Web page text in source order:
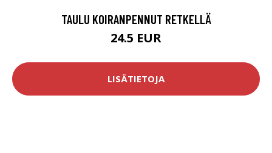
TAULU KOIRANPENNUT RETKELLÄ
24.5 EUR
LISÄTIETOJA